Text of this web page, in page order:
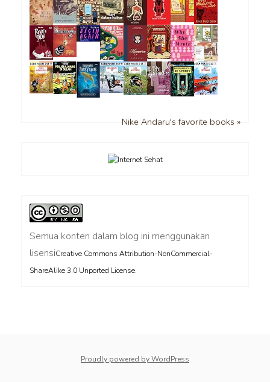
Nike Andaru's favorite books »
Semua konten dalam blog ini menggunakan
lisensiCreative Commons Attribution-NonCommercial-
ShareAlike 3.0 Unported License.
Proudly powered by WordPress